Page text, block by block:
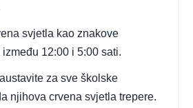
svjetla kao znakove
12:00 i 5:00 sati.
za sve školske
njihova crvena svjetla trepere.